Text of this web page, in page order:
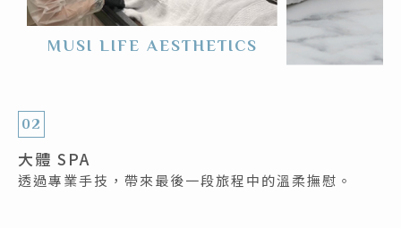
02
大體 SPA
透過專業手技，帶來最後一段旅程中的溫柔撫慰。
MUSI LIFE AESTHETICS